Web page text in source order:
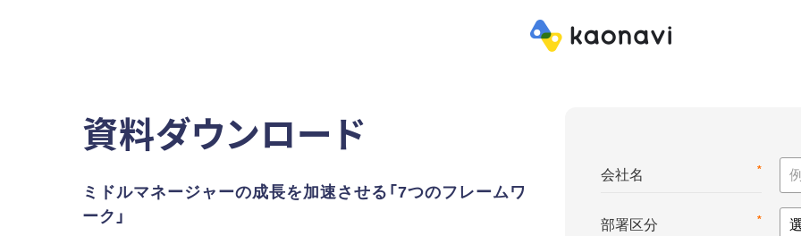
資料ダウンロード
ミドルマネージャーの成長を加速させる「7つのフレームワ
ーク」
*
会社名
*
部署区分